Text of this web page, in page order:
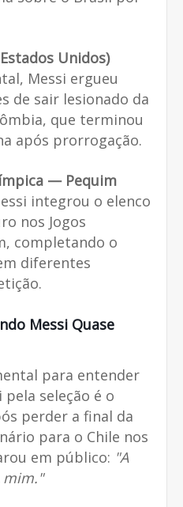
Unidos)
Messi ergueu
de sair lesionado da
que terminou
após prorrogação.
— Pequim
integrou o elenco
nos Jogos
completando o
diferentes
Messi Quase
para entender
seleção é o
perder a final da
para o Chile nos
em público: "A
mim."